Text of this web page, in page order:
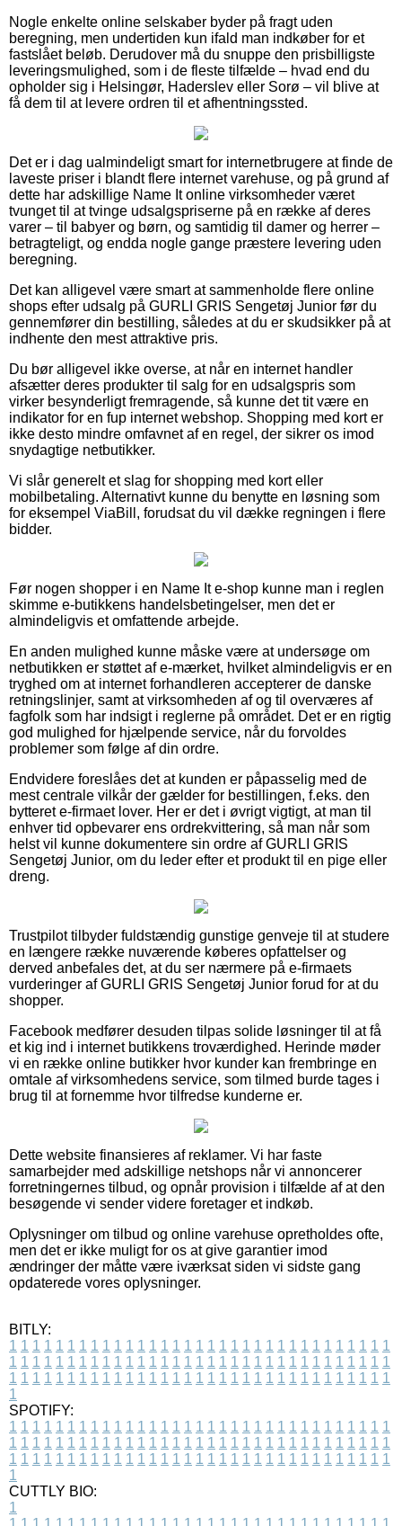
Nogle enkelte online selskaber byder på fragt uden
beregning, men undertiden kun ifald man indkøber for et
fastslået beløb. Derudover må du snuppe den prisbilligste
leveringsmulighed, som i de fleste tilfælde – hvad end du
opholder sig i Helsingør, Haderslev eller Sorø – vil blive at
få dem til at levere ordren til et afhentningssted.
Det er i dag ualmindeligt smart for internetbrugere at finde de
laveste priser i blandt flere internet varehuse, og på grund af
dette har adskillige Name It online virksomheder været
tvunget til at tvinge udsalgspriserne på en række af deres
varer – til babyer og børn, og samtidig til damer og herrer –
betragteligt, og endda nogle gange præstere levering uden
beregning.
Det kan alligevel være smart at sammenholde flere online
shops efter udsalg på GURLI GRIS Sengetøj Junior før du
gennemfører din bestilling, således at du er skudsikker på at
indhente den mest attraktive pris.
Du bør alligevel ikke overse, at når en internet handler
afsætter deres produkter til salg for en udsalgspris som
virker besynderligt fremragende, så kunne det tit være en
indikator for en fup internet webshop. Shopping med kort er
ikke desto mindre omfavnet af en regel, der sikrer os imod
snydagtige netbutikker.
Vi slår generelt et slag for shopping med kort eller
mobilbetaling. Alternativt kunne du benytte en løsning som
for eksempel ViaBill, forudsat du vil dække regningen i flere
bidder.
Før nogen shopper i en Name It e-shop kunne man i reglen
skimme e-butikkens handelsbetingelser, men det er
almindeligvis et omfattende arbejde.
En anden mulighed kunne måske være at undersøge om
netbutikken er støttet af e-mærket, hvilket almindeligvis er en
tryghed om at internet forhandleren accepterer de danske
retningslinjer, samt at virksomheden af og til overværes af
fagfolk som har indsigt i reglerne på området. Det er en rigtig
god mulighed for hjælpende service, når du forvoldes
problemer som følge af din ordre.
Endvidere foreslåes det at kunden er påpasselig med de
mest centrale vilkår der gælder for bestillingen, f.eks. den
bytteret e-firmaet lover. Her er det i øvrigt vigtigt, at man til
enhver tid opbevarer ens ordrekvittering, så man når som
helst vil kunne dokumentere sin ordre af GURLI GRIS
Sengetøj Junior, om du leder efter et produkt til en pige eller
dreng.
Trustpilot tilbyder fuldstændig gunstige genveje til at studere
en længere række nuværende køberes opfattelser og
derved anbefales det, at du ser nærmere på e-firmaets
vurderinger af GURLI GRIS Sengetøj Junior forud for at du
shopper.
Facebook medfører desuden tilpas solide løsninger til at få
et kig ind i internet butikkens troværdighed. Herinde møder
vi en række online butikker hvor kunder kan frembringe en
omtale af virksomhedens service, som tilmed burde tages i
brug til at fornemme hvor tilfredse kunderne er.
Dette website finansieres af reklamer. Vi har faste
samarbejder med adskillige netshops når vi annoncerer
forretningernes tilbud, og opnår provision i tilfælde af at den
besøgende vi sender videre foretager et indkøb.
Oplysninger om tilbud og online varehuse opretholdes ofte,
men det er ikke muligt for os at give garantier imod
ændringer der måtte være iværksat siden vi sidste gang
opdaterede vores oplysninger.
BITLY:
1 1 1 1 1 1 1 1 1 1 1 1 1 1 1 1 1 1 1 1 1 1 1 1 1 1 1 1 1 1 1 1 1
1 1 1 1 1 1 1 1 1 1 1 1 1 1 1 1 1 1 1 1 1 1 1 1 1 1 1 1 1 1 1 1 1
1 1 1 1 1 1 1 1 1 1 1 1 1 1 1 1 1 1 1 1 1 1 1 1 1 1 1 1 1 1 1 1 1
1
SPOTIFY:
1 1 1 1 1 1 1 1 1 1 1 1 1 1 1 1 1 1 1 1 1 1 1 1 1 1 1 1 1 1 1 1 1
1 1 1 1 1 1 1 1 1 1 1 1 1 1 1 1 1 1 1 1 1 1 1 1 1 1 1 1 1 1 1 1 1
1 1 1 1 1 1 1 1 1 1 1 1 1 1 1 1 1 1 1 1 1 1 1 1 1 1 1 1 1 1 1 1 1
1
CUTTLY BIO:
1